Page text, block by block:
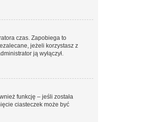
czas. Zapobiega to
jeżeli korzystasz z
ją wyłączył.
funkcję – jeśli została
ciasteczek może być